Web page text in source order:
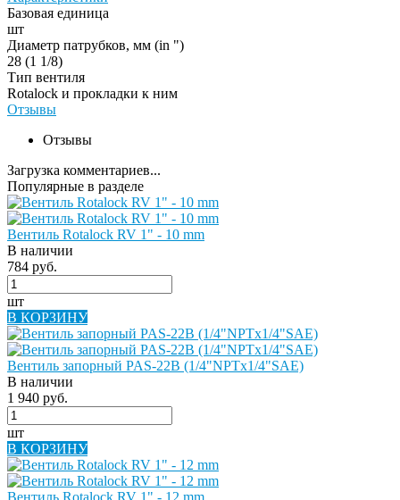
Базовая единица
шт
Диаметр патрубков, мм (in ")
28 (1 1/8)
Тип вентиля
Rotalock и прокладки к ним
Отзывы
Отзывы
Загрузка комментариев...
Популярные в разделе
Вентиль Rotalock RV 1" - 10 mm
В наличии
784 руб.
шт
В КОРЗИНУ
Вентиль запорный PAS-22B (1/4"NPTx1/4"SAE)
В наличии
1 940 руб.
шт
В КОРЗИНУ
Вентиль Rotalock RV 1" - 12 mm